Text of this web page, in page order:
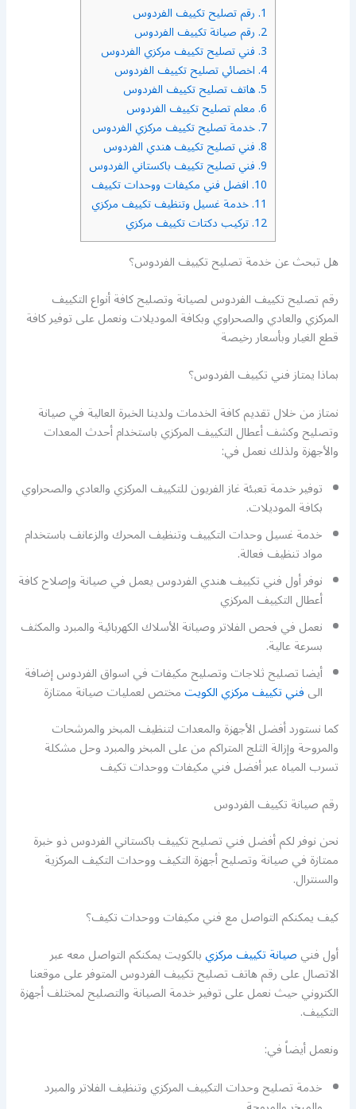
1. رقم تصليح تكييف الفردوس
2. رقم صيانة تكييف الفردوس
3. فني تصليح تكييف مركزي الفردوس
4. اخصائي تصليح تكييف الفردوس
5. هاتف تصليح تكييف الفردوس
6. معلم تصليح تكييف الفردوس
7. خدمة تصليح تكييف مركزي الفردوس
8. فني تصليح تكييف هندي الفردوس
9. فني تصليح تكييف باكستاني الفردوس
10. افضل فني مكيفات ووحدات تكييف
11. خدمة غسيل وتنظيف تكييف مركزي
12. تركيب دكتات تكييف مركزي
هل تبحث عن خدمة تصليح تكييف الفردوس؟
رقم تصليح تكييف الفردوس لصيانة وتصليح كافة أنواع التكييف
المركزي والعادي والصحراوي وبكافة الموديلات ونعمل على توفير كافة
قطع الغيار وبأسعار رخيصة
بماذا يمتاز فني تكييف الفردوس؟
نمتاز من خلال تقديم كافة الخدمات ولدينا الخبرة العالية في صيانة
وتصليح وكشف أعطال التكييف المركزي باستخدام أحدث المعدات
والأجهزة ولذلك نعمل في:
توفير خدمة تعبئة غاز الفريون للتكييف المركزي والعادي والصحراوي
بكافة الموديلات.
خدمة غسيل وحدات التكييف وتنظيف المحرك والزعانف باستخدام
مواد تنظيف فعالة.
نوفر أول فني تكييف هندي الفردوس يعمل في صيانة وإصلاح كافة
أعطال التكييف المركزي
نعمل في فحص الفلاتر وصيانة الأسلاك الكهربائية والمبرد والمكثف
بسرعة عالية.
أيضا تصليح ثلاجات وتصليح مكيفات في اسواق الفردوس إضافة
الىفني تكييف مركزي الكويتمختص لعمليات صيانة ممتازة
كما نستورد أفضل الأجهزة والمعدات لتنظيف المبخر والمرشحات
والمروحة وإزالة الثلج المتراكم من على المبخر والمبرد وحل مشكلة
تسرب المياه عبر أفضل فني مكيفات ووحدات تكيف
رقم صيانة تكييف الفردوس
نحن نوفر لكم أفضل فني تصليح تكييف باكستاني الفردوس ذو خبرة
ممتازة في صيانة وتصليح أجهزة التكيف ووحدات التكيف المركزية
والسنترال.
كيف يمكنكم التواصل مع فني مكيفات ووحدات تكيف؟
أول فنيصيانة تكييف مركزيبالكويت يمكنكم التواصل معه عبر
الاتصال على رقم هاتف تصليح تكييف الفردوس المتوفر على موقعنا
الكتروني حيث نعمل على توفير خدمة الصيانة والتصليح لمختلف أجهزة
التكييف.
ونعمل أيضاً في:
خدمة تصليح وحدات التكييف المركزي وتنظيف الفلاتر والمبرد